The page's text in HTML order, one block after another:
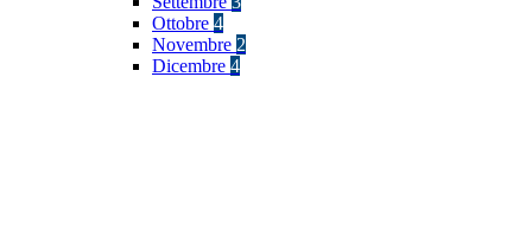
Ottobre 4
Novembre 2
Dicembre 4